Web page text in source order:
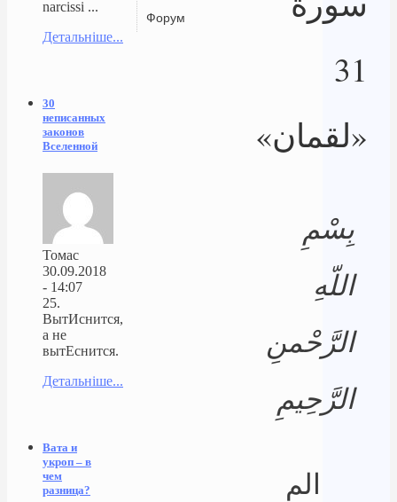
Форум
31
«لقمان»
بِسْمِ
اللّهِ
الرَّحْمنِ
الرَّحِيمِ
الم
narcissi ...
Детальніше...
30
неписанных
законов
Вселенной
Томас
30.09.2018
- 14:07
25.
ВытИснится,
а не
вытЕснится.
Детальніше...
Вата и
укроп – в
чем
разница?